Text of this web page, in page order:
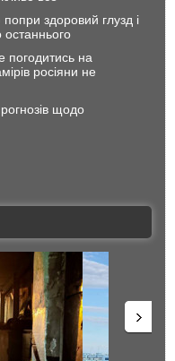
здоровий глузд і
погодитись на
росіяни не
щодо